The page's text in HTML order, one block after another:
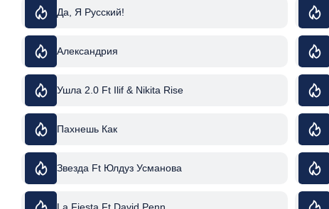
Да, Я Русский!
Александрия
Ушла 2.0 Ft Ilif & Nikita Rise
Пахнешь Как
Звезда Ft Юлдуз Усманова